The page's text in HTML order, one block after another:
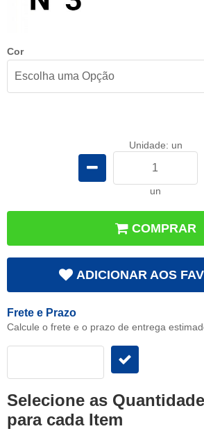
Cor
Unidade: un
un
COMPRAR
ADICIONAR AOS
Frete e Prazo
Calcule o frete e o prazo de entrega
Selecione as
para cada Item